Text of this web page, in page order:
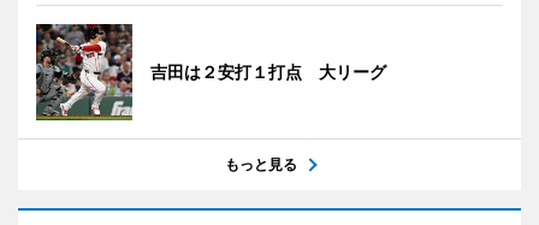
吉田は２安打１打点 大リーグ
もっと見る